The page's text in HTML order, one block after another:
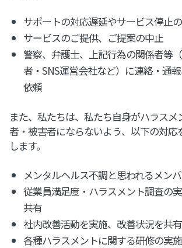
サポートの対応遅延やサービス停止
サービスのご提供、ご提案の中止
警察、弁護士、上記行為の関係者等
者・SNS運営会社など）に連絡・通
依頼
また、私たちは、私たち自身がハラスメ
者・被害者にならないよう、以下の対応
します。
メンタルヘルス不調と思われるメン
従業員満足度・ハラスメント調査の
共有
社内改善活動を実施、改善状況を共有
各種ハラスメントに関する研修の実施